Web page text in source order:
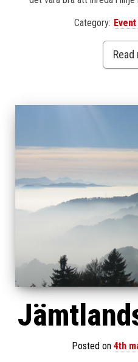
Category:
Read
Posted on 4th